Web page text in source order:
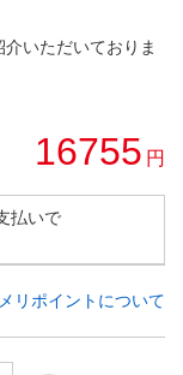
いただいておりま
16755 円
払いで
リポイントについて